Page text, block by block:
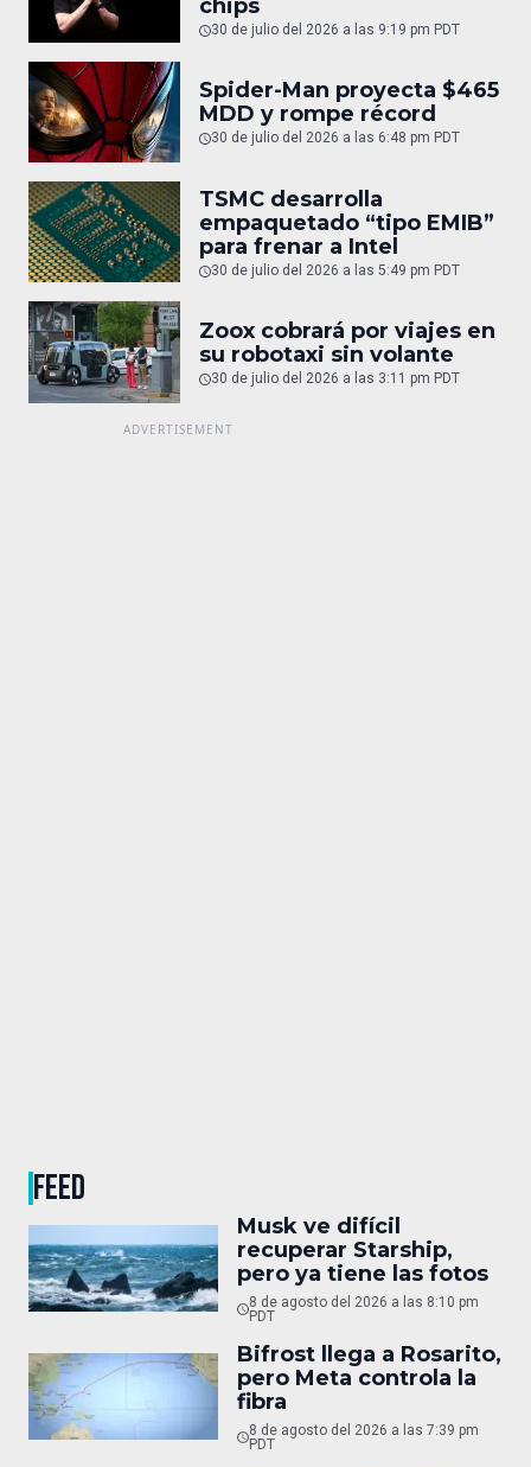
chips
30 de julio del 2026 a las 9:19 pm PDT
Spider-Man proyecta $465
MDD y rompe récord
30 de julio del 2026 a las 6:48 pm PDT
TSMC desarrolla
empaquetado “tipo EMIB”
para frenar a Intel
30 de julio del 2026 a las 5:49 pm PDT
Zoox cobrará por viajes en
su robotaxi sin volante
30 de julio del 2026 a las 3:11 pm PDT
FEED
Musk ve difícil
recuperar Starship,
pero ya tiene las fotos
8 de agosto del 2026 a las 8:10 pm
PDT
Bifrost llega a Rosarito,
pero Meta controla la
fibra
8 de agosto del 2026 a las 7:39 pm
PDT